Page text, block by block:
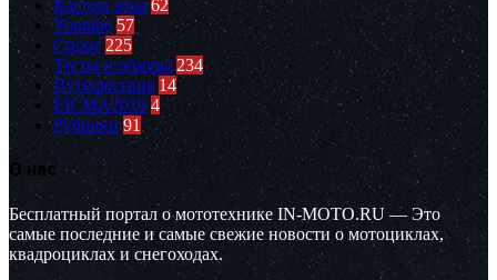
Кастом зона 62
Youtube 57
Спорт 225
Тесты и обзоры 234
Путешествия 14
EICMA2019 4
Рубрики 91
О нас
Бесплатный портал о мототехнике IN-MOTO.RU — Это
самые последние и самые свежие новости о мотоциклах,
квадроциклах и снегоходах.